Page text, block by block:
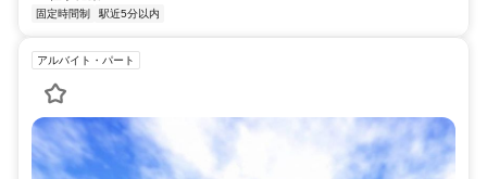
固定時間制 駅近5分以内
アルバイト・パート